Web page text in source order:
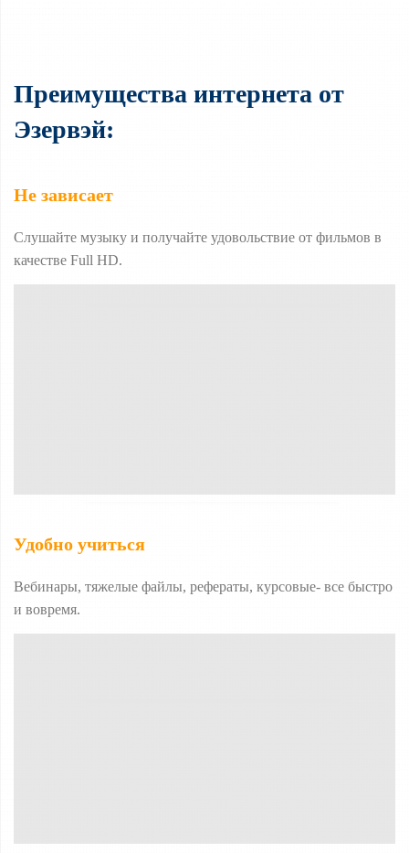
Преимущества интернета от
Эзервэй:
Не зависает
Слушайте музыку и получайте удовольствие от фильмов в
качестве Full HD.
Удобно учиться
Вебинары, тяжелые файлы, рефераты, курсовые- все быстро
и вовремя.